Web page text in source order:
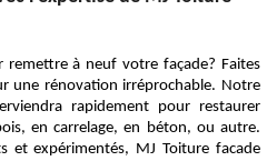
remettre à neuf votre façade? Faites
une rénovation irréprochable. Notre
rapidement pour restaurer
en carrelage, en béton, ou autre.
et expérimentés, MJ Toiture facade